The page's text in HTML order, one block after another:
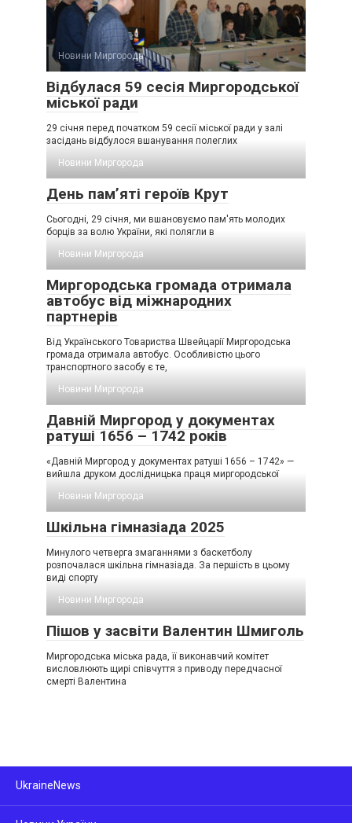
Новини Миргорода
Відбулася 59 сесія Миргородської
міської ради
29 січня перед початком 59 сесії міської ради у залі
засідань відбулося вшанування полеглих
Новини Миргорода
День пам’яті героїв Крут
Сьогодні, 29 січня, ми вшановуємо пам'ять молодих
борців за волю України, які полягли в
Новини Миргорода
Миргородська громада отримала
автобус від міжнародних
партнерів
Від Українського Товариства Швейцарії Миргородська
громада отримала автобус. Особливістю цього
транспортного засобу є те,
Новини Миргорода
Давній Миргород у документах
ратуші 1656 – 1742 років
«Давній Миргород у документах ратуші 1656 – 1742» —
вийшла друком дослідницька праця миргородської
Новини Миргорода
Шкільна гімназіада 2025
Минулого четверга змаганнями з баскетболу
розпочалася шкільна гімназіада. За першість в цьому
виді спорту
Новини Миргорода
Пішов у засвіти Валентин Шмиголь
Миргородська міська рада, її виконавчий комітет
висловлюють щирі співчуття з приводу передчасної
смерті Валентина
UkraineNews